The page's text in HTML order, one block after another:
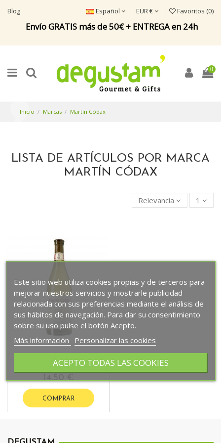
Blog
Envío GRATIS más de 50€ + ENTREGA en 24h
Español EUR € Favoritos (0)
0
Inicio Marcas Martín Códax
LISTA DE ARTÍCULOS POR MARCA
MARTÍN CÓDAX
Relevancia 1
Martín Códax
14,50 €
COMPRAR
Este sitio web utiliza cookies propias y de terceros para
mejorar nuestros servicios y mostrarle publicidad
relacionada con sus preferencias mediante el análisis de
sus hábitos de navegación. Para dar su consentimiento
sobre su uso pulse el botón Acepto.
Más información
Personalizar las cookies
ACEPTO TODAS LAS COOKIES